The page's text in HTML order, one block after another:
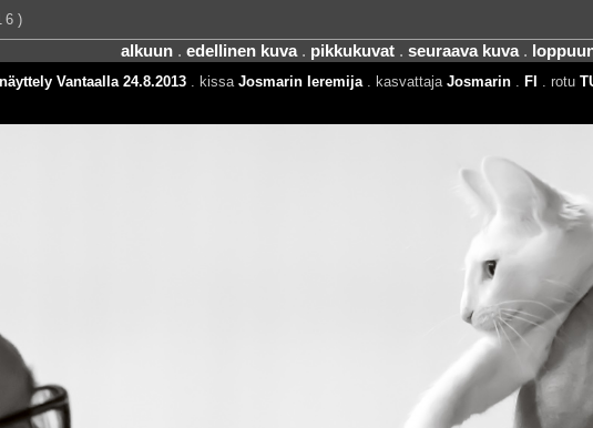
alkuun. edellinen kuva. pikkukuvat. seuraava kuva.
Vantaalla 24.8.2013. kissa Josmarin Ieremija. kasvattaja Josmarin. FI . rotu